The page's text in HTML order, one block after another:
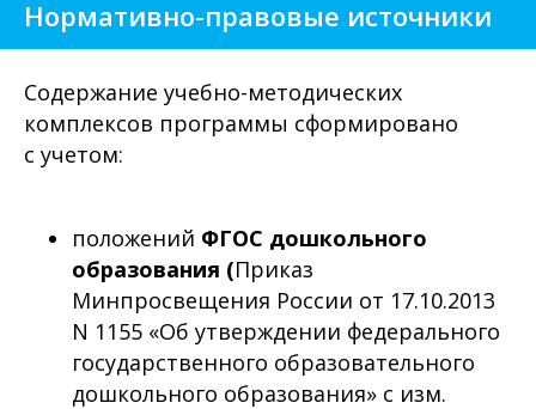
Нормативно-правовые источники
Содержание учебно-методических
комплексов программы сформировано
с учетом:
положений ФГОС дошкольного
образования (Приказ
Минпросвещения России от 17.10.2013
N 1155 «Об утверждении федерального
государственного образовательного
дошкольного образования» с изм.